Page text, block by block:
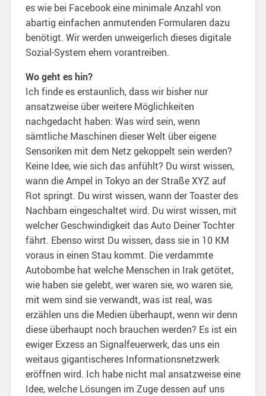
es wie bei Facebook eine minimale Anzahl von
abartig einfachen anmutenden Formularen dazu
benötigt. Wir werden unweigerlich dieses digitale
Sozial-System ehern vorantreiben.
Wo geht es hin?
Ich finde es erstaunlich, dass wir bisher nur
ansatzweise über weitere Möglichkeiten
nachgedacht haben: Was wird sein, wenn
sämtliche Maschinen dieser Welt über eigene
Sensoriken mit dem Netz gekoppelt sein werden?
Keine Idee, wie sich das anfühlt? Du wirst wissen,
wann die Ampel in Tokyo an der Straße XYZ auf
Rot springt. Du wirst wissen, wann der Toaster des
Nachbarn eingeschaltet wird. Du wirst wissen, mit
welcher Geschwindigkeit das Auto Deiner Tochter
fährt. Ebenso wirst Du wissen, dass sie in 10 KM
voraus in einen Stau kommt. Die verdammte
Autobombe hat welche Menschen in Irak getötet,
wie haben sie gelebt, wer waren sie, wo waren sie,
mit wem sind sie verwandt, was ist real, was
erzählen uns die Medien überhaupt, wenn wir denn
diese überhaupt noch brauchen werden? Es ist ein
ewiger Exzess an Signalfeuerwerk, das uns ein
weitaus gigantischeres Informationsnetzwerk
eröffnen wird. Ich habe nicht mal ansatzweise eine
Idee, welche Lösungen im Zuge dessen auf uns